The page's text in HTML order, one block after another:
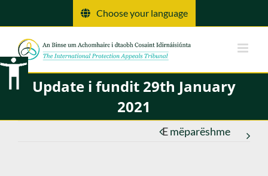
Choose your language
Update i fundit 29th January
2021
Emëparëshme